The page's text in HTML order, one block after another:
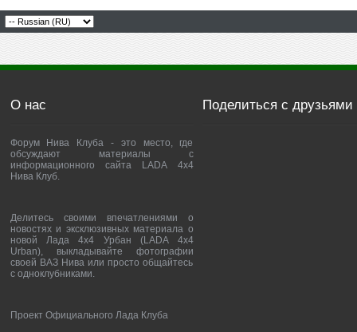
О нас
Форум Нива Клуба - это место, где
обсуждают материалы с
информационного сайта LADA 4x4
Нива Клуб.
Делитесь своими впечатлениями о
новостях и эксклюзивных материала о
новой Лада 4х4 Урбан (LADA 4x4
Urban), выкладывайте фотографии
своей ВАЗ Нива или просто общайтесь
с одноклубниками.
Проект Официального Лада Клуба
Поделиться с друзьями